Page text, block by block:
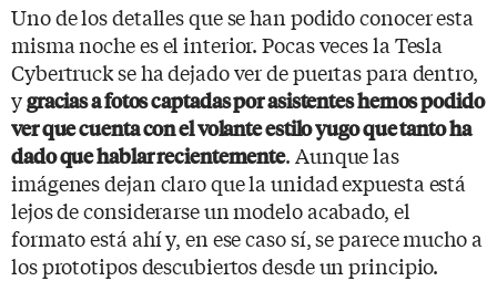
Uno de los detalles que se han podido conocer esta
misma noche es el interior. Pocas veces la Tesla
Cybertruck se ha dejado ver de puertas para dentro,
ygracias a fotos captadas por asistentes hemos podido
ver que cuenta con el volante estilo yugo que tanto ha
dado que hablar recientemente. Aunque las
imágenes dejan claro que la unidad expuesta está
lejos de considerarse un modelo acabado, el
formato está ahí y, en ese caso sí, se parece mucho a
los prototipos descubiertos desde un principio.